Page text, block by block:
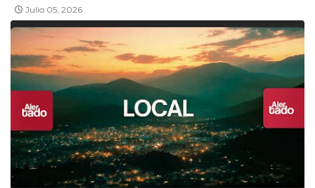
Julio 05, 2026